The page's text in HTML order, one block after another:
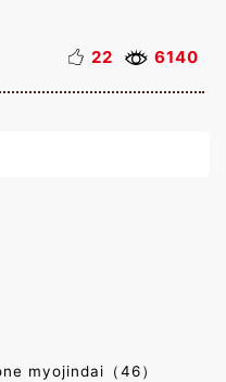
22 6140
myojindai（46）